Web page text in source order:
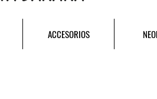
ACCESORIOS